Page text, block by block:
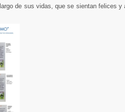
de sus vidas, que se sientan felices